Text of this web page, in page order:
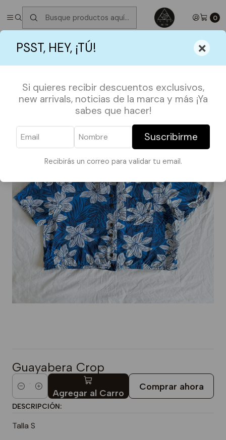
PSST, HEY, ¡TÚ! ×
Si quieres recibir descuentos exclusivos,
new arrivals, noticias de la marca y más ¡Ya
sabes que hacer!
Suscribirme
Recibirás un correo para validar tu email.
0
✮ ⋆ ˚｡𖦹 ⋆｡°✩Próximos Despachos jueves 6 de Agosto
°✩
CLOSET SALE
Guayabera Crop
Cantidad Agregar al Carro
Comprar ahora
DESCRIPCIÓN:
Talla S